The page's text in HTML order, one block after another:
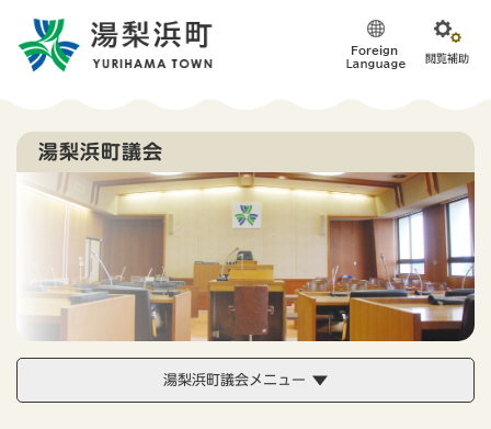
湯梨浜町議会
湯梨浜町議会メニュー